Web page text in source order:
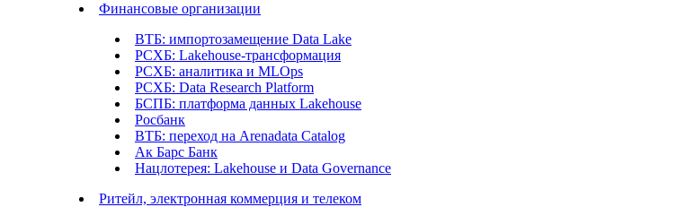
Финансовые организации
ВТБ: импортозамещение Data Lake
РСХБ: Lakehouse-трансформация
РСХБ: аналитика и MLOps
РСХБ: Data Research Platform
БСПБ: платформа данных Lakehouse
Росбанк
ВТБ: переход на Arenadata Catalog
Ак Барс Банк
Нацлотерея: Lakehouse и Data Governance
Ритейл, электронная коммерция и телеком